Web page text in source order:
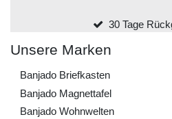
30 Tage
Unsere Marken
Banjado Briefkasten
Banjado Magnettafel
Banjado Wohnwelten